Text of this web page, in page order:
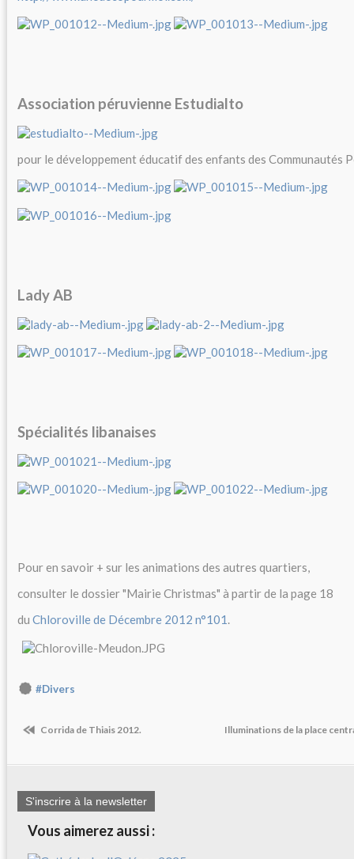
Association péruvienne Estudialto
pour le développement éducatif des enfants des Communautés
Lady AB
Spécialités libanaises
Pour en savoir + sur les animations des autres quartiers,
consulter le dossier "Mairie Christmas" à partir de la page 18
du Chloroville de Décembre 2012 n°101 .
#Divers
Corrida de Thiais 2012. Illuminations de la place
S'inscrire à la newsletter
Vous aimerez aussi :